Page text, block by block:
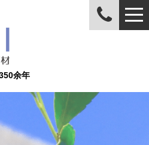
余年